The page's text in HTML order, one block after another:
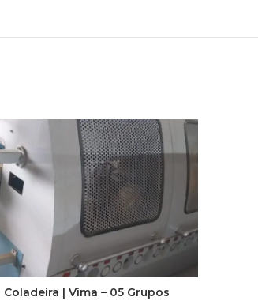
Coladeira | Vima – 05 Grupos